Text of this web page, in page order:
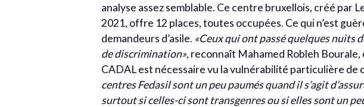
analyse assez semblable. Ce centre bruxellois, créé par
2021, offre 12 places, toutes occupées. Ce qui n’est
demandeurs d’asile. «Ceux qui ont passé quelques nuits
de discrimination», reconnaît Mahamed Robleh
CADAL est nécessaire vu la vulnérabilité particulière de
centres Fedasil sont un peu paumés quand il s’agit
surtout si celles-ci sont transgenres ou si elles sont un